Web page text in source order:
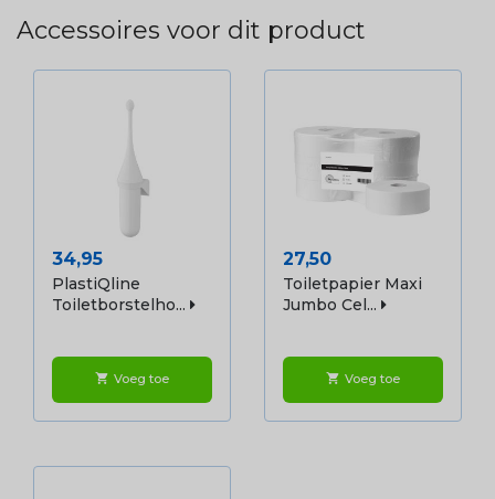
Accessoires voor dit product
Prijs
34,95
PlastiQline
Toiletborstelho...
shopping_cart Voeg toe
Prijs
27,50
Toiletpapier Maxi
Jumbo Cel...
shopping_cart Voeg toe